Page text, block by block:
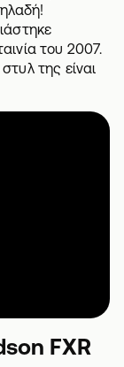
του 2007.
της είναι
FXR